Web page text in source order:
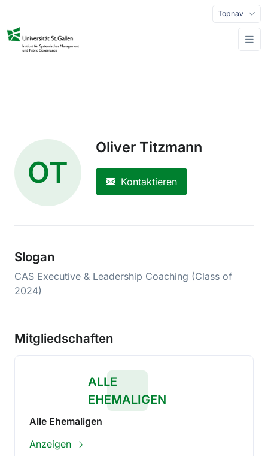
Topnav
OT
Oliver Titzmann
Kontaktieren
Slogan
CAS Executive & Leadership Coaching (Class of
2024)
Mitgliedschaften
ALLE
EHEMALIGEN
Alle Ehemaligen
Anzeigen